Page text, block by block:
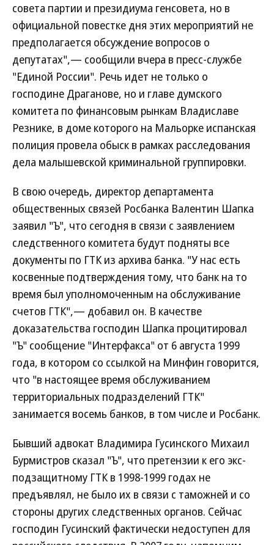
совета партии и президиума генсовета, но в
официальной повестке дня этих мероприятий не
предполагается обсуждение вопросов о
депутатах",— сообщили вчера в пресс-службе
"Единой России". Речь идет не только о
господине Драганове, но и главе думского
комитета по финансовым рынкам Владиславе
Резнике, в доме которого на Мальорке испанская
полиция провела обыск в рамках расследования
дела малышевской криминальной группировки.
В свою очередь, директор департамента
общественных связей Росбанка Валентин Шапка
заявил "Ъ", что сегодня в связи с заявлением
следственного комитета будут подняты все
документы по ГТК из архива банка. "У нас есть
косвенные подтверждения тому, что банк на то
время был уполномоченным на обслуживание
счетов ГТК",— добавил он. В качестве
доказательства господин Шапка процитировал
"Ъ" сообщение "Интерфакса" от 6 августа 1999
года, в котором со ссылкой на Минфин говорится,
что "в настоящее время обслуживанием
территориальных подразделений ГТК"
занимается восемь банков, в том числе и Росбанк.
Бывший адвокат Владимира Гусинского Михаил
Бурмистров сказал "Ъ", что претензии к его экс-
подзащитному ГТК в 1998-1999 годах не
предъявлял, не было их в связи с таможней и со
стороны других следственных органов. Сейчас
господин Гусинский фактически недоступен для